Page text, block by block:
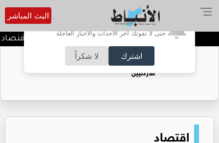
أترغب في تفعيل الإشعارات؟
حتى لا تفوتك آخر الأحداث والأخبار العاجلة
اشترك لا شكراً
البث المباشر
وزير المياه والري ووزير
حقل الريشة حين يتحول الغاز إلى فرص عمل
للأردنيين
اقتصاد